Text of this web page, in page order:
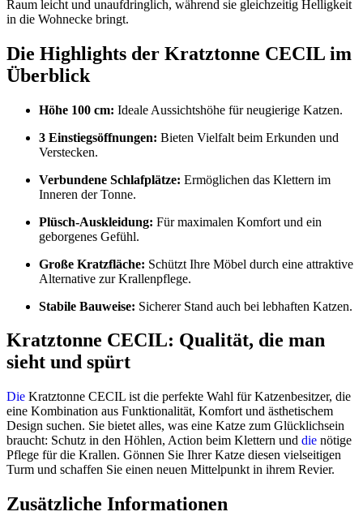
Raum leicht und unaufdringlich, während sie gleichzeitig Helligkeit
in die Wohnecke bringt.
Die Highlights der Kratztonne CECIL im
Überblick
Höhe 100 cm: Ideale Aussichtshöhe für neugierige Katzen.
3 Einstiegsöffnungen: Bieten Vielfalt beim Erkunden und
Verstecken.
Verbundene Schlafplätze: Ermöglichen das Klettern im
Inneren der Tonne.
Plüsch-Auskleidung: Für maximalen Komfort und ein
geborgenes Gefühl.
Große Kratzfläche: Schützt Ihre Möbel durch eine attraktive
Alternative zur Krallenpflege.
Stabile Bauweise: Sicherer Stand auch bei lebhaften Katzen.
Kratztonne CECIL: Qualität, die man
sieht und spürt
Die Kratztonne CECIL ist die perfekte Wahl für Katzenbesitzer, die
eine Kombination aus Funktionalität, Komfort und ästhetischem
Design suchen. Sie bietet alles, was eine Katze zum Glücklichsein
braucht: Schutz in den Höhlen, Action beim Klettern und die nötige
Pflege für die Krallen. Gönnen Sie Ihrer Katze diesen vielseitigen
Turm und schaffen Sie einen neuen Mittelpunkt in ihrem Revier.
Zusätzliche Informationen